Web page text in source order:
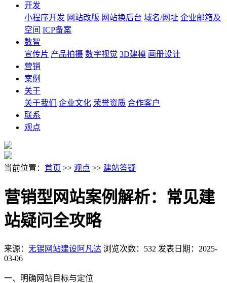
开发
小程序开发 网站改版 网站换后台 域名/网址 企业邮箱及
空间 ICP备案
数智
宣传片 产品拍摄 数字视觉 3D建模 画册设计
营销
案例
关于
关于我们
企业文化 荣誉资质 合作客户
联系
观点
当前位置： 首页 >> 观点 >> 建站答疑
营销型网站案例解析：常见建
站疑问全攻略
来源： 无锡网站建设阿凡达 浏览次数：532 发表日期：2025-
03-06
一、明确网站目标与定位